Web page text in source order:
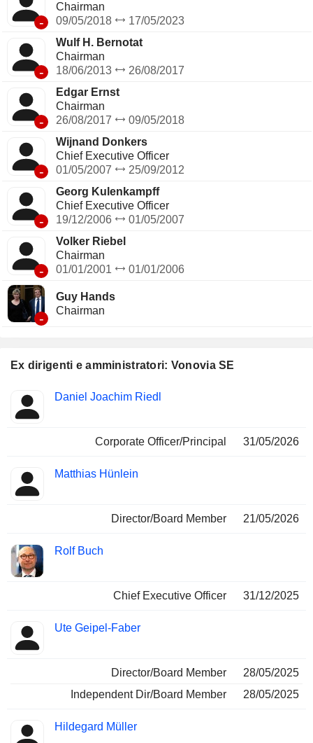
Ex dirigenti e amministratori: Vonovia SE
Insider
Posizioni
Daniel Joachim Riedl
Corporate Officer/Principal 31/05/2026
Matthias Hünlein
Director/Board Member 21/05/2026
Rolf Buch
Chief Executive Officer 31/12/2025
Ute Geipel-Faber
Director/Board Member
28/05/2025
Independent Dir/Board Member
28/05/2025
Hildegard Müller
-
Chairman
09/05/2018
17/05/2023
-
Wulf H. Bernotat
Chairman
18/06/2013
26/08/2017
-
Edgar Ernst
Chairman
26/08/2017
09/05/2018
-
Wijnand Donkers
Chief Executive Officer
01/05/2007
25/09/2012
-
Georg Kulenkampff
Chief Executive Officer
19/12/2006
01/05/2007
-
Volker Riebel
Chairman
01/01/2001
01/01/2006
-
Guy Hands
Chairman